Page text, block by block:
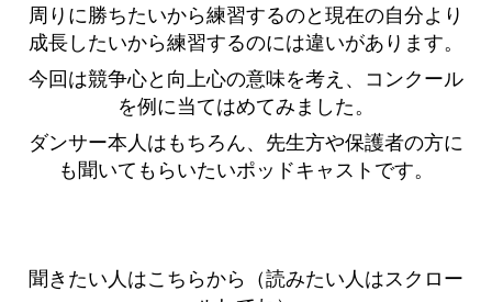
周りに勝ちたいから練習するのと現在の自分より
成長したいから練習するのには違いがあります。
今回は競争心と向上心の意味を考え、コンクール
を例に当てはめてみました。
ダンサー本人はもちろん、先生方や保護者の方に
も聞いてもらいたいポッドキャストです。
聞きたい人はこちらから（読みたい人はスクロー